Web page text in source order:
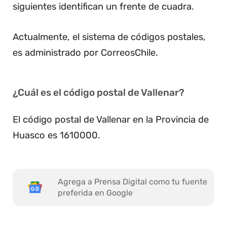
siguientes identifican un frente de cuadra.
Actualmente, el sistema de códigos postales,
es administrado por CorreosChile.
¿Cuál es el código postal de Vallenar?
El código postal de Vallenar en la Provincia de
Huasco es 1610000.
Agrega a Prensa Digital como tu fuente
preferida en Google